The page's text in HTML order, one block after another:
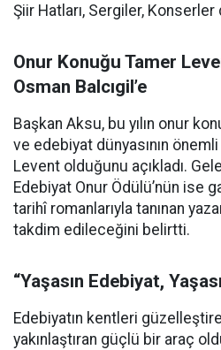
Şiir Hatları, Sergiler,
Onur Konuğu Tamer
Osman Balcıgil’e
Başkan Aksu, bu yılın onur
ve edebiyat dünyasının
Levent olduğunu açıkladı.
Edebiyat Onur Ödülü’nün ise
tarihî romanlarıyla tanınan
takdim edileceğini belirtti.
“Yaşasın Edebiyat,
Edebiyatın kentleri
yakınlaştıran güçlü bir araç